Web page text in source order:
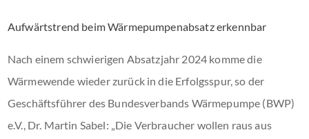
Aufwärtstrend beim Wärmepumpenabsatz erkennbar
Nach einem schwierigen Absatzjahr 2024 komme die
Wärmewende wieder zurück in die Erfolgsspur, so der
Geschäftsführer des Bundesverbands Wärmepumpe (BWP)
e.V., Dr. Martin Sabel: „Die Verbraucher wollen raus aus